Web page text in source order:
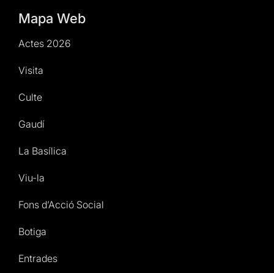
Mapa Web
Actes 2026
Visita
Culte
Gaudí
La Basílica
Viu-la
Fons d’Acció Social
Botiga
Entrades